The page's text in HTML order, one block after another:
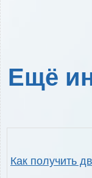
Ещё
Как получить